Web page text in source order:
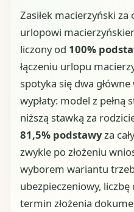
Zasiłek macierzyński
urlopowi
liczony od 100%
łączeniu urlopu
spotyka się dwa
wypłaty: model z pełną
niższą stawką za
81,5% podstawyza
zwykle po złożeniu
wyborem wariantu
ubezpieczeniowy,
termin złożenia